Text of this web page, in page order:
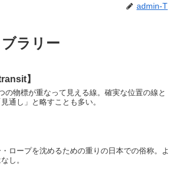
admin-T
ラリー
】
の物標が重なって見える線。確実な位置の線と
通し」と略すことも多い。
ロープを沈めるための重りの日本での俗称。よ
し。